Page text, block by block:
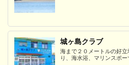
城ヶ島クラブ
海まで２０メートルの好
り、海水浴、マリンスポー